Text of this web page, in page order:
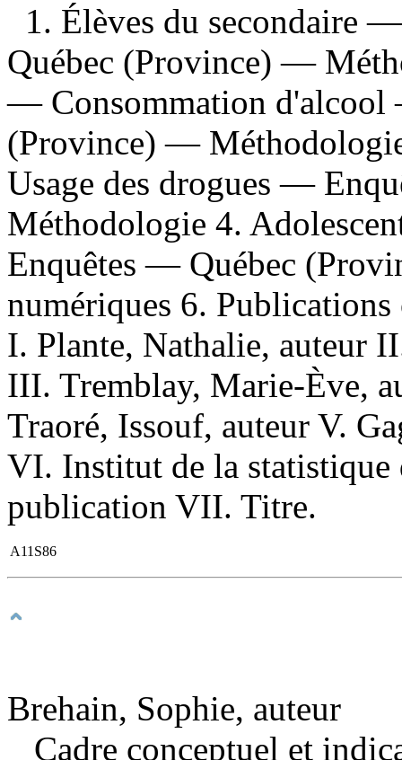
1. Élèves du secondaire
Québec (Province) —
— Consommation
(Province) —
Usage des drogues —
Méthodologie 4.
Enquêtes — Québec
numériques 6.
I. Plante, Nathalie, auteur
III. Tremblay, Marie-Ève,
Traoré, Issouf, auteur V.
VI. Institut de la statistique
publication VII. Titre.
A11S86
Brehain, Sophie, auteur
Cadre conceptuel et